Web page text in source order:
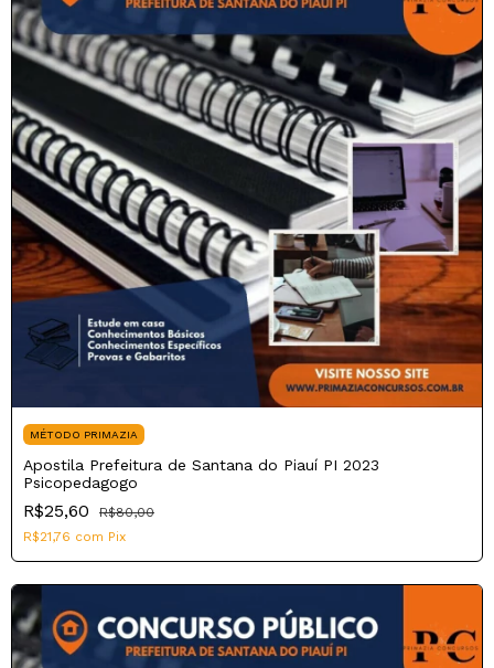
MÉTODO PRIMAZIA
Apostila Prefeitura de Santana do Piauí PI 2023
Psicopedagogo
R$25,60
R$80,00
R$21,76 com Pix